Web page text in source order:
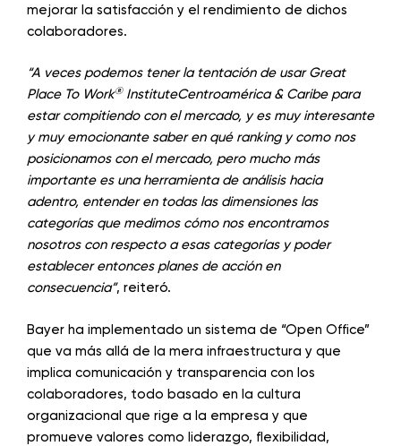
mejorar la satisfacción y el rendimiento de dichos
colaboradores.
“A veces podemos tener la tentación de usar Great
Place To Work®InstituteCentroamérica & Caribe para
estar compitiendo con el mercado, y es muy interesante
y muy emocionante saber en qué ranking y como nos
posicionamos con el mercado, pero mucho más
importante es una herramienta de análisis hacia
adentro, entender en todas las dimensiones las
categorías que medimos cómo nos encontramos
nosotros con respecto a esas categorías y poder
establecer entonces planes de acción en
consecuencia”, reiteró.
Bayer ha implementado un sistema de “Open Office”
que va más allá de la mera infraestructura y que
implica comunicación y transparencia con los
colaboradores, todo basado en la cultura
organizacional que rige a la empresa y que
promueve valores como liderazgo, flexibilidad,